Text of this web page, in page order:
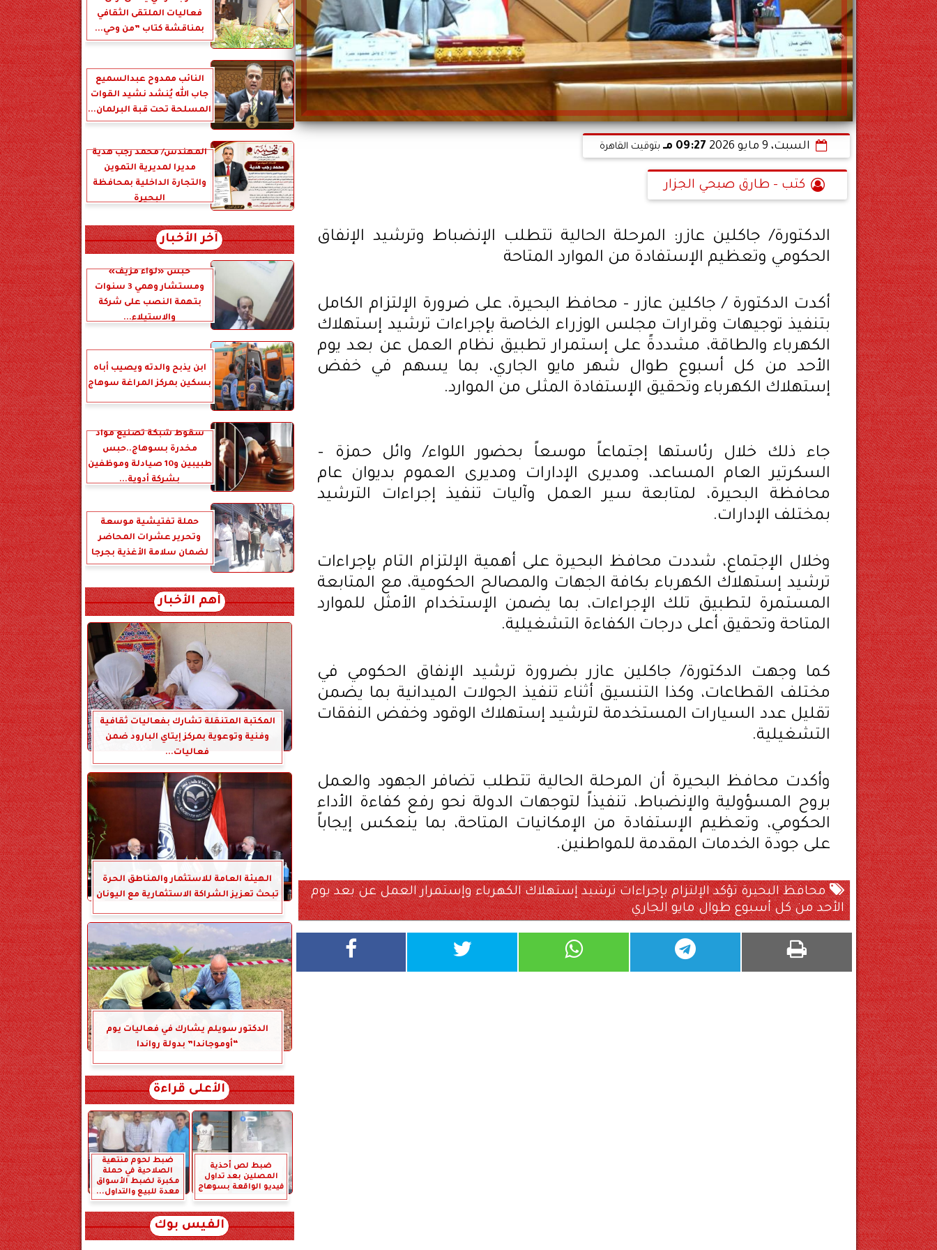
السبت، 9 مايو 2026 09:27 مـ بتوقيت القاهرة
كتب - طارق صبحي الجزار
الدكتورة/ جاكلين عازر: المرحلة الحالية تتطلب الإنضباط وترشيد الإنفاق
الحكومي وتعظيم الإستفادة من الموارد المتاحة
أكدت الدكتورة / جاكلين عازر – محافظ البحيرة، على ضرورة الإلتزام الكامل
بتنفيذ توجيهات وقرارات مجلس الوزراء الخاصة بإجراءات ترشيد إستهلاك
الكهرباء والطاقة، مشددةً على إستمرار تطبيق نظام العمل عن بعد يوم
الأحد من كل أسبوع طوال شهر مايو الجاري، بما يسهم في خفض
إستهلاك الكهرباء وتحقيق الإستفادة المثلى من الموارد.
جاء ذلك خلال رئاستها إجتماعاً موسعاً بحضور اللواء/ وائل حمزة –
السكرتير العام المساعد، ومديرى الإدارات ومديرى العموم بديوان عام
محافظة البحيرة، لمتابعة سير العمل وآليات تنفيذ إجراءات الترشيد
بمختلف الإدارات.
وخلال الإجتماع، شددت محافظ البحيرة على أهمية الإلتزام التام بإجراءات
ترشيد إستهلاك الكهرباء بكافة الجهات والمصالح الحكومية، مع المتابعة
المستمرة لتطبيق تلك الإجراءات، بما يضمن الإستخدام الأمثل للموارد
المتاحة وتحقيق أعلى درجات الكفاءة التشغيلية.
كما وجهت الدكتورة/ جاكلين عازر بضرورة ترشيد الإنفاق الحكومي في
مختلف القطاعات، وكذا التنسيق أثناء تنفيذ الجولات الميدانية بما يضمن
تقليل عدد السيارات المستخدمة لترشيد إستهلاك الوقود وخفض النفقات
التشغيلية.
وأكدت محافظ البحيرة أن المرحلة الحالية تتطلب تضافر الجهود والعمل
بروح المسؤولية والإنضباط، تنفيذاً لتوجهات الدولة نحو رفع كفاءة الأداء
الحكومي، وتعظيم الإستفادة من الإمكانيات المتاحة، بما ينعكس إيجاباً
على جودة الخدمات المقدمة للمواطنين.
محافظ البحيرة تؤكد الإلتزام بإجراءات ترشيد إستهلاك الكهرباء وإستمرار العمل عن بعد يوم
الأحد من كل أسبوع طوال مايو الجاري
فعاليات الملتقى الثقافي
بمناقشة كتاب ”من وحي...
النائب ممدوح عبدالسميع
جاب الله يُنشد نشيد القوات
المسلحة تحت قبة البرلمان...
المهندس/ محمد رجب هدية
مديرا لمديرية التموين
والتجارة الداخلية بمحافظة
البحيرة
آخر الأخبار
حبس «لواء مزيف»
ومستشار وهمي 3 سنوات
بتهمة النصب على شركة
والاستيلاء...
ابن يذبح والدته ويصيب أباه
بسكين بمركز المراغة سوهاج
سقوط شبكة تصنيع مواد
مخدرة بسوهاج..حبس
طبيبين و10 صيادلة وموظفين
بشركة أدوية...
حملة تفتيشية موسعة
وتحرير عشرات المحاضر
لضمان سلامة الأغذية بجرجا
أهم الأخبار
المكتبة المتنقلة تشارك بفعاليات ثقافية
وفنية وتوعوية بمركز إيتاي البارود ضمن
فعاليات...
الهيئة العامة للاستثمار والمناطق الحرة
تبحث تعزيز الشراكة الاستثمارية مع اليونان
الدكتور سويلم يشارك في فعاليات يوم
“أوموجاندا” بدولة رواندا
الأعلى قراءة
ضبط لص أحذية
المصلين بعد تداول
فيديو الواقعة بسوهاج
ضبط لحوم منتهية
الصلاحية في حملة
مكبرة لضبط الأسواق
معدة للبيع والتداول...
الفيس بوك